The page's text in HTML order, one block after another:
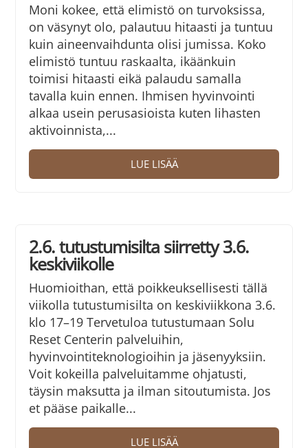
Moni kokee, että elimistö on turvoksissa,
on väsynyt olo, palautuu hitaasti ja tuntuu
kuin aineenvaihdunta olisi jumissa. Koko
elimistö tuntuu raskaalta, ikäänkuin
toimisi hitaasti eikä palaudu samalla
tavalla kuin ennen. Ihmisen hyvinvointi
alkaa usein perusasioista kuten lihasten
aktivoinnista,...
LUE LISÄÄ
2.6. tutustumisilta siirretty 3.6.
keskiviikolle
Huomioithan, että poikkeuksellisesti tällä
viikolla tutustumisilta on keskiviikkona 3.6.
klo 17–19 Tervetuloa tutustumaan Solu
Reset Centerin palveluihin,
hyvinvointiteknologioihin ja jäsenyyksiin.
Voit kokeilla palveluitamme ohjatusti,
täysin maksutta ja ilman sitoutumista. Jos
et pääse paikalle...
LUE LISÄÄ